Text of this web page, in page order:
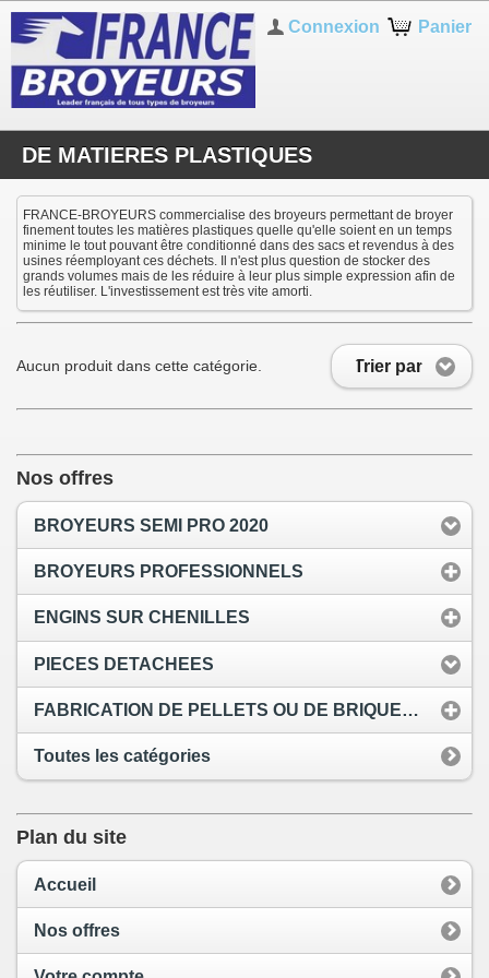
Panier
Connexion
DE MATIERES PLASTIQUES
FRANCE-BROYEURS commercialise des broyeurs permettant de broyer
finement toutes les matières plastiques quelle qu'elle soient en un temps
minime le tout pouvant être conditionné dans des sacs et revendus à des
usines réemployant ces déchets. Il n'est plus question de stocker des
grands volumes mais de les réduire à leur plus simple expression afin de
les réutiliser. L'investissement est très vite amorti.
Trier par
Aucun produit dans cette catégorie.
Nos offres
BROYEURS SEMI PRO 2020
BROYEURS PROFESSIONNELS
ENGINS SUR CHENILLES
PIECES DETACHEES
FABRICATION DE PELLETS OU DE BRIQUETTES BOIS
Toutes les catégories
Plan du site
Accueil
Nos offres